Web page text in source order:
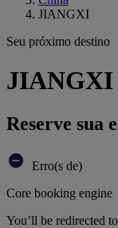
JIANGXI
Seu próximo destino
JIANGXI
Reserve sua
Erro(s de)
Core booking engine
You’ll be redirected